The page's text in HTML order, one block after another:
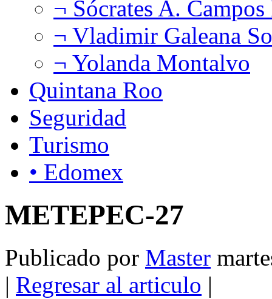
¬ Sócrates A.
¬ Vladimir Galeana
¬ Yolanda Montalvo
Quintana Roo
Seguridad
Turismo
• Edomex
METEPEC-27
Publicado por Master
| Regresar al articulo |